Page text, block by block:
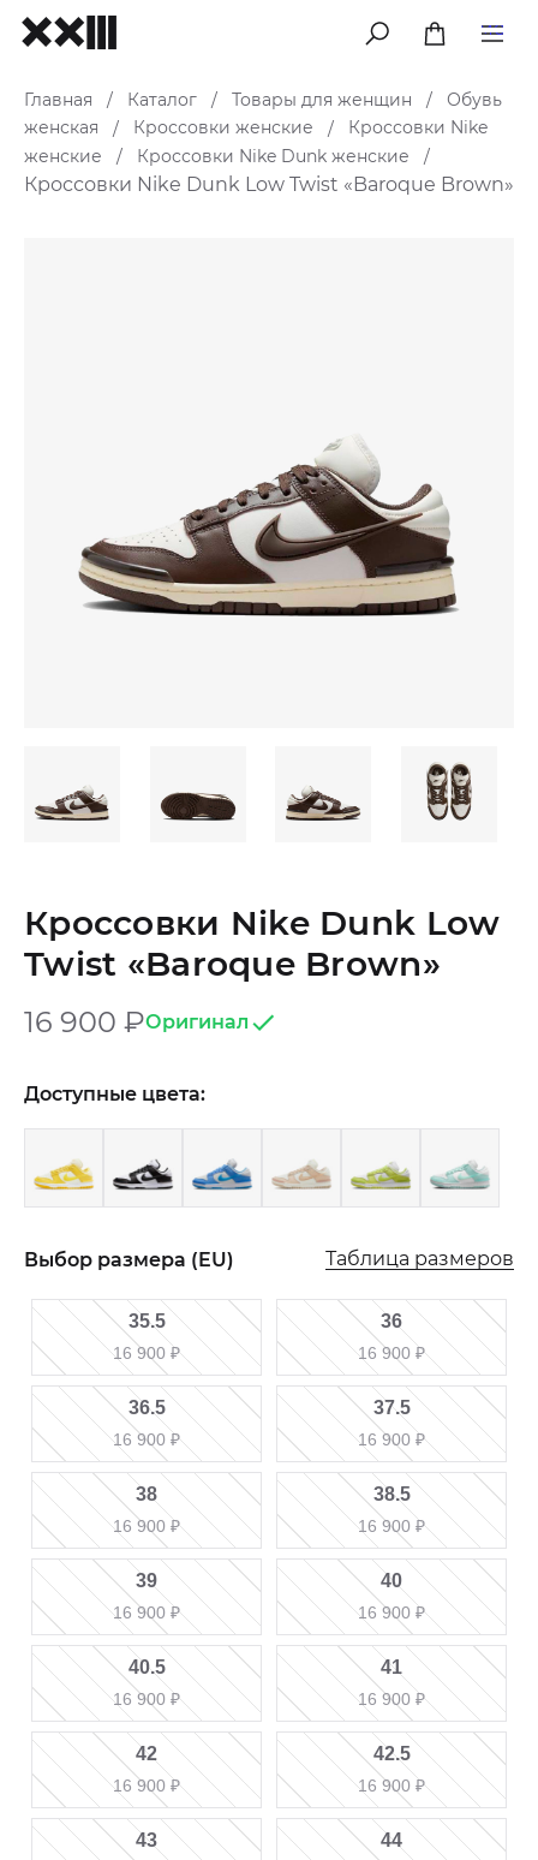
меню
Главная / Каталог / Товары для женщин /
Обувь
женская
/ Кроссовки женские /
Кроссовки Nike
женские
/ Кроссовки Nike Dunk женские /
Кроссовки Nike Dunk Low Twist «Baroque Brown»
Кроссовки Nike Dunk Low
Twist «Baroque Brown»
16 900 ₽Оригинал
Доступные цвета:
Выбор размера (EU) Таблица размеров
35.5
16 900 ₽
36
16 900 ₽
36.5
16 900 ₽
37.5
16 900 ₽
38
16 900 ₽
38.5
16 900 ₽
39
16 900 ₽
40
16 900 ₽
40.5
16 900 ₽
41
16 900 ₽
42
16 900 ₽
42.5
16 900 ₽
43 44